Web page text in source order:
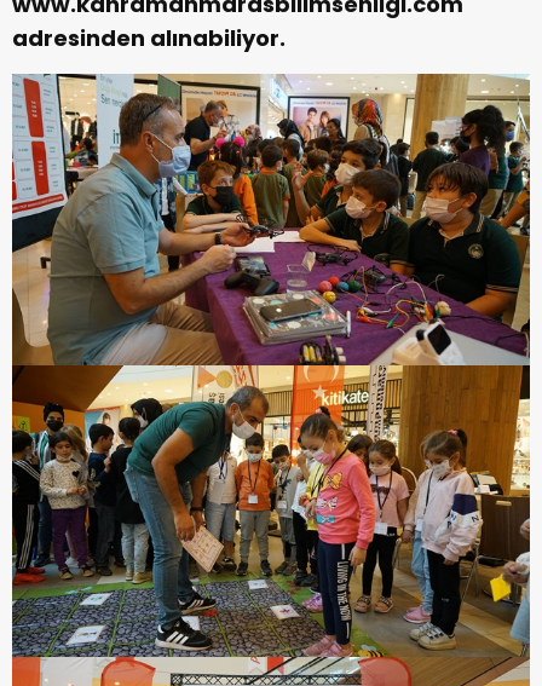
adresinden alınabiliyor.